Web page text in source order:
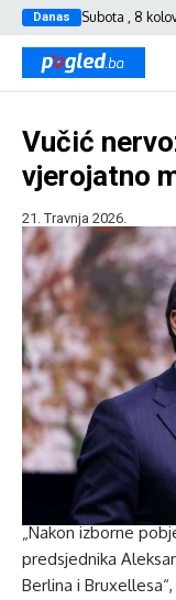
Danas Subota , 8
Vučić
vjerojatno
21. Travnja 2026.
„Nakon izborne
predsjednika
Berlina i